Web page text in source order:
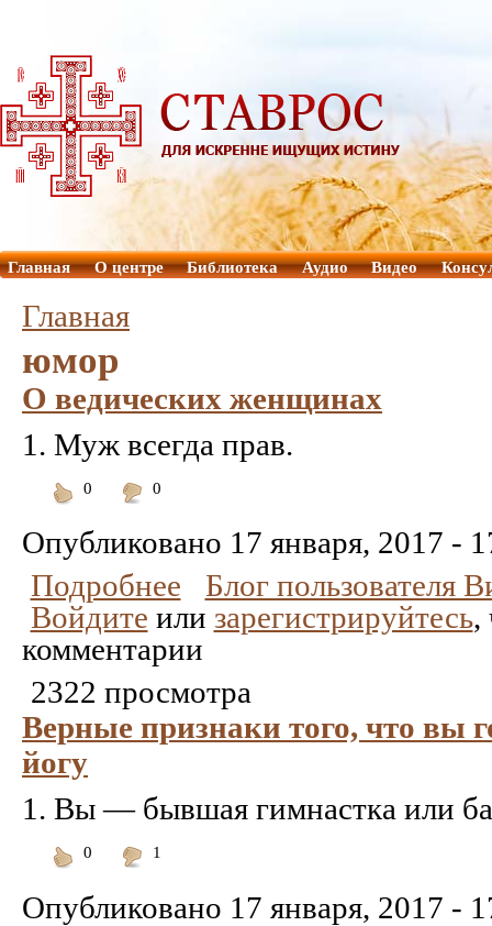
Главная О центре Библиотека Аудио Видео
Главная
юмор
О ведических женщинах
1. Муж всегда прав.
0
0
Опубликовано 17 января, 2017 -
Подробнее
Блог пользователя
Войдите или зарегистрируйтесь,
комментарии
2322 просмотра
Верные признаки того, что вы
йогу
1. Вы — бывшая гимнастка или
0
1
Опубликовано 17 января, 2017 -